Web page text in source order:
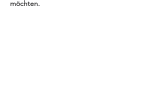
möchten.